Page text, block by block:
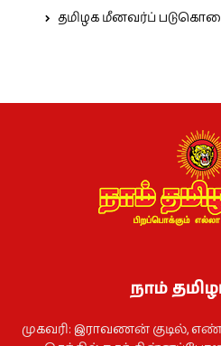
தமிழக மீனவர்ப்
நாம்
முகவரி: இராவணன் குடில்,